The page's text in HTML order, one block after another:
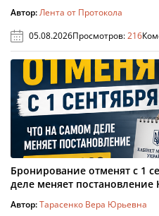
Автор:Лента от Протокола
05.08.2026Просмотров:216
Бронирование отменят с 1
деле меняет
Автор:Тарасенко Вера Юрьевна